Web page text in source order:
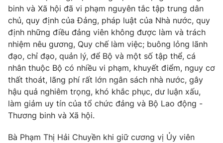
Giấy phép hoạt động báo in và báo điện tử số 483/GP-BTTTT
cấp ngày 29/12/2023
Tổng Biên tập:Vũ Thanh Thủy
Phó Tổng Biên tập:Nguyễn Thị Mỹ Hạnh, Phạm Quốc Thắng,
Nguyễn Trọng Ninh
Tổng đài VTV:024.38 355 931 - 024.38 355 932
Ðiện thoại Thời báo VTV:024.66 897 897
Email:toasoan@vtv.vn
Liên hệ quảng cáo: 024-7300.7108
binh và Xã hội đã vi phạm nguyên tắc tập trung dân
chủ, quy định của Đảng, pháp luật của Nhà nước, quy
định những điều đảng viên không được làm và trách
nhiệm nêu gương, Quy chế làm việc; buông lỏng lãnh
đạo, chỉ đạo, quản lý, để Bộ và một số tập thể, cá
nhân thuộc Bộ có nhiều vi phạm, khuyết điểm, nguy cơ
thất thoát, lãng phí rất lớn ngân sách nhà nước, gây
hậu quả nghiêm trọng, khó khắc phục, dư luận xấu,
làm giảm uy tín của tổ chức đảng và Bộ Lao động -
Thương binh và Xã hội.
Bà Phạm Thị Hải Chuyền khi giữ cương vị Ủy viên